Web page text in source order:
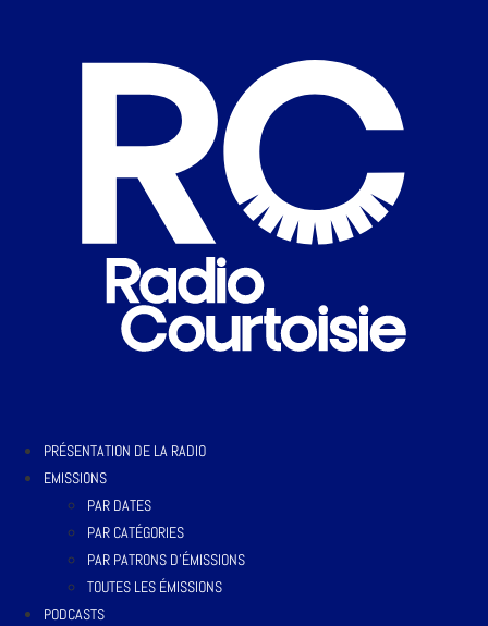
PRÉSENTATION DE LA RADIO
EMISSIONS
PAR DATES
PAR CATÉGORIES
PAR PATRONS D’ÉMISSIONS
TOUTES LES ÉMISSIONS
PODCASTS